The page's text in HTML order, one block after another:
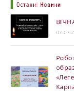
Останні Новини